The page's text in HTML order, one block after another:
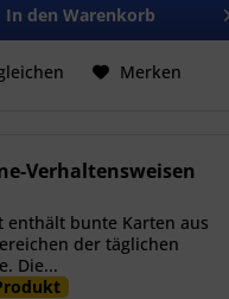
In den Warenkorb
Merken
Verhaltensweisen
enthält bunte Karten aus
der täglichen
Die...